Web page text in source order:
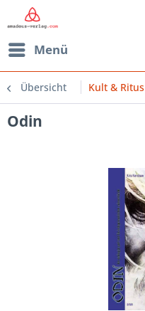
Menü
Übersicht Kult & Ritus
Odin